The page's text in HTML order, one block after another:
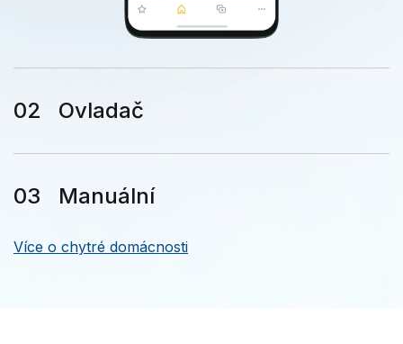
Ovladač
Manuální
Více o chytré domácnosti